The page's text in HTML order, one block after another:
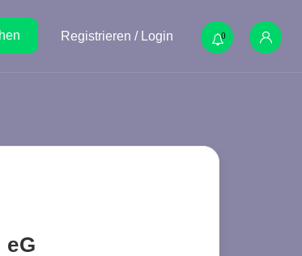
Registrieren / Login 0